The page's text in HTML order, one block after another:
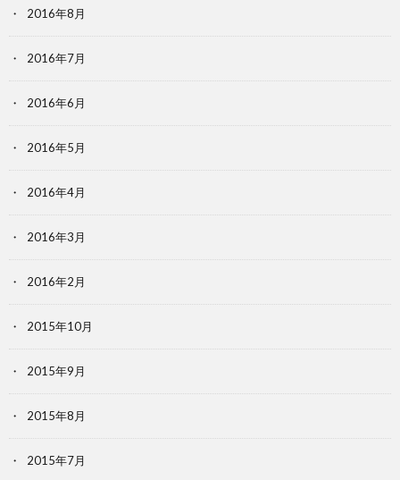
2016年8月
2016年7月
2016年6月
2016年5月
2016年4月
2016年3月
2016年2月
2015年10月
2015年9月
2015年8月
2015年7月